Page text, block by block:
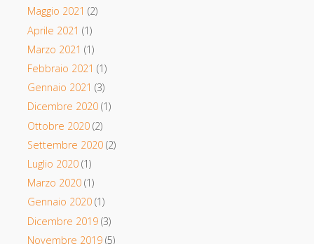
Maggio 2021 (2)
Aprile 2021 (1)
Marzo 2021 (1)
Febbraio 2021 (1)
Gennaio 2021 (3)
Dicembre 2020(1)
Ottobre 2020(2)
Settembre 2020(2)
Luglio 2020(1)
Marzo 2020(1)
Gennaio 2020(1)
Dicembre 2019(3)
Novembre 2019(5)